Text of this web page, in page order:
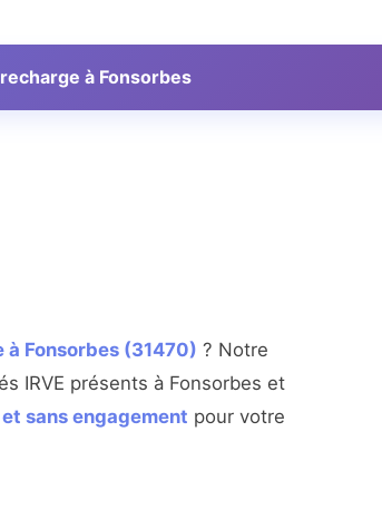
à Fonsorbes
Fonsorbes (31470) ? Notre
IRVE présents à Fonsorbes et
sans engagement pour votre